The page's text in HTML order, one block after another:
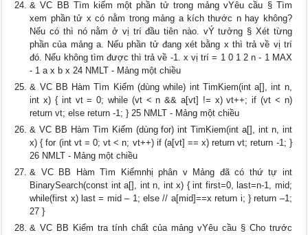
& VC BB Tìm kiếm một phần tử trong mảng vYêu cầu § Tìm
xem phần tử x có nằm trong mảng a kích thước n hay không?
Nếu có thì nó nằm ở vị trí đầu tiên nào. vÝ tưởng § Xét từng
phần của mảng a. Nếu phần tử đang xét bằng x thì trả về vị trí
đó. Nếu không tìm được thì trả về -1. x vị trí = 1 0 1 2 n - 1 MAX
- 1 a x b x 24 NMLT - Mảng một chiều
& VC BB Hàm Tìm Kiếm (dùng while) int TimKiem(int a[], int n,
int x) { int vt = 0; while (vt < n && a[vt] != x) vt++; if (vt < n)
return vt; else return -1; } 25 NMLT - Mảng một chiều
& VC BB Hàm Tìm Kiếm (dùng for) int TimKiem(int a[], int n, int
x) { for (int vt = 0; vt < n; vt++) if (a[vt] == x) return vt; return -1; }
26 NMLT - Mảng một chiều
& VC BB Hàm Tìm Kiếmnhị phân v Mảng đã có thứ tự int
BinarySearch(const int a[], int n, int x) { int first=0, last=n-1, mid;
while(first x) last = mid – 1; else // a[mid]==x return i; } return –1;
27 }
& VC BB Kiểm tra tính chất của mảng vYêu cầu § Cho trước